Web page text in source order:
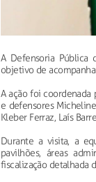
A Defensoria Pública
objetivo de
A ação foi coordenada
e defensores
Kleber Ferraz, Laís
Durante a visita, a
pavilhões, áreas
fiscalização detalhada